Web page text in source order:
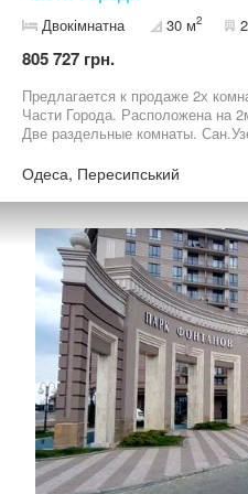
Двокімнатна 30 м2
805 727 грн.
Предлагается к продаже 2х
Части Города. Расположена на
Две раздельные комнаты.
Тихий, уютный двор. Хорошее
доступности: Рынок; Школа;
Магазины, Торговые Центры
города... Цена 18 000у.е.
Одеса, Пересипський